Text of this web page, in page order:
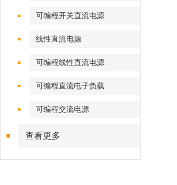
可编程开关直流电源
线性直流电源
可编程线性直流电源
可编程直流电子负载
可编程交流电源
查看更多